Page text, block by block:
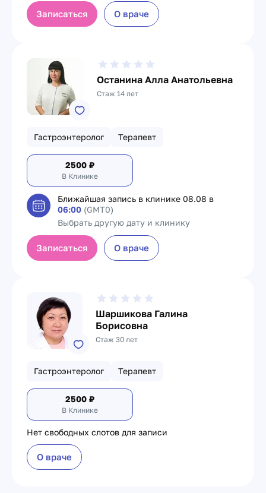
Записаться О враче
Останина Алла Анатольевна
Стаж 14 лет
Гастроэнтеролог Терапевт
2500 ₽
В Клинике
Ближайшая запись в клинике 08.08 в
06:00 (GMT0)
Выбрать другую дату и клинику
Записаться О враче
Шаршикова Галина
Борисовна
Стаж 30 лет
Гастроэнтеролог Терапевт
2500 ₽
В Клинике
Нет свободных слотов для записи
О враче